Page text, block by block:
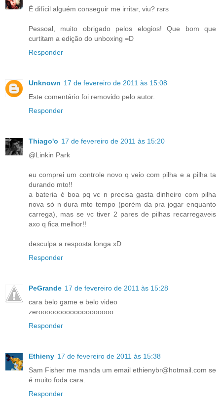
É difícil alguém conseguir me irritar, viu? rsrs
Pessoal, muito obrigado pelos elogios! Que bom que
curtitam a edição do unboxing =D
Responder
Unknown 17 de fevereiro de 2011 às 15:08
Este comentário foi removido pelo autor.
Responder
Thiago'o 17 de fevereiro de 2011 às 15:20
@Linkin Park
eu comprei um controle novo q veio com pilha e a pilha ta
durando mto!!
a bateria é boa pq vc n precisa gasta dinheiro com pilha
nova só n dura mto tempo (porém da pra jogar enquanto
carrega), mas se vc tiver 2 pares de pilhas recarregaveis
axo q fica melhor!!
desculpa a resposta longa xD
Responder
PeGrande 17 de fevereiro de 2011 às 15:28
cara belo game e belo video
zerooooooooooooooooooo
Responder
Ethieny 17 de fevereiro de 2011 às 15:38
Sam Fisher me manda um email ethienybr@hotmail.com se
é muito foda cara.
Responder